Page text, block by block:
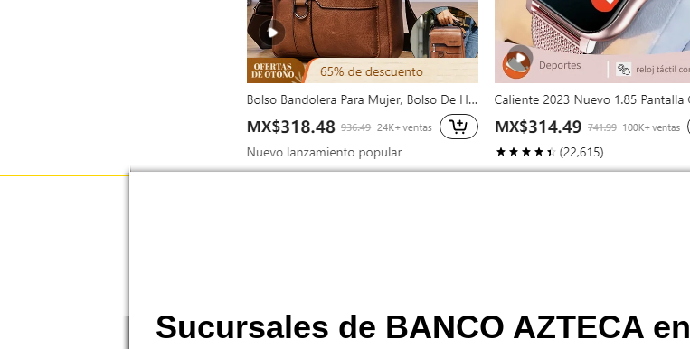
Sucursales de BANCO AZTECA